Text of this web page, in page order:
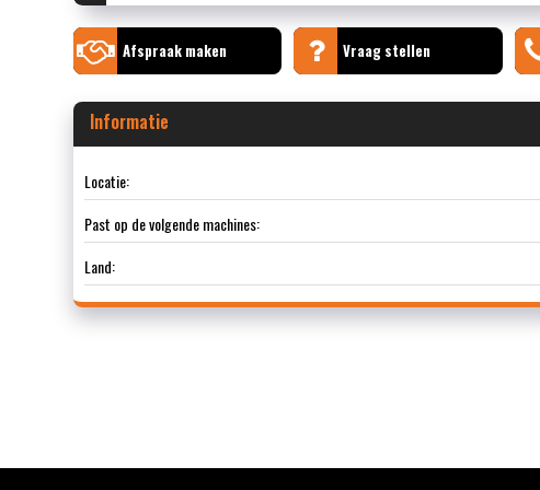
Afspraak maken Vraag stellen
Informatie
Locatie:
Past op de volgende machines:
Land: